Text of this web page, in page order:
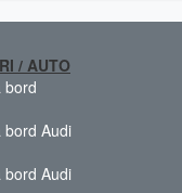
/ AUTO
bord
bord Audi
bord Audi